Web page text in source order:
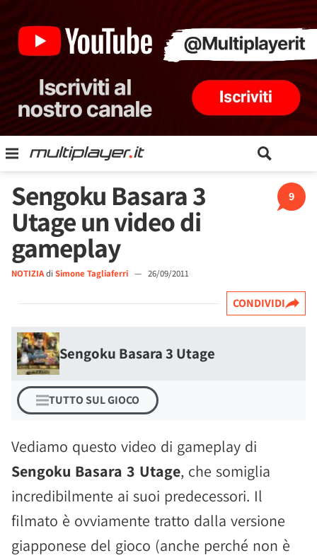
9
Sengoku Basara 3
Utage un video di
gameplay
NOTIZIAdi Simone Tagliaferri — 26/09/2011
CONDIVIDI
Sengoku Basara 3 Utage
TUTTO SUL GIOCO
Vediamo questo video di gameplay di
Sengoku Basara 3 Utage, che somiglia
incredibilmente ai suoi predecessori. Il
filmato è ovviamente tratto dalla versione
giapponese del gioco (anche perché non è